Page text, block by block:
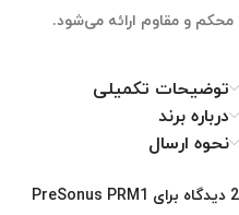
محکم و مقاوم ارائه می‌شود.
توضیحات تکمیلی
درباره برند
نحوه ارسال
2 دیدگاه برای PreSonus PRM1